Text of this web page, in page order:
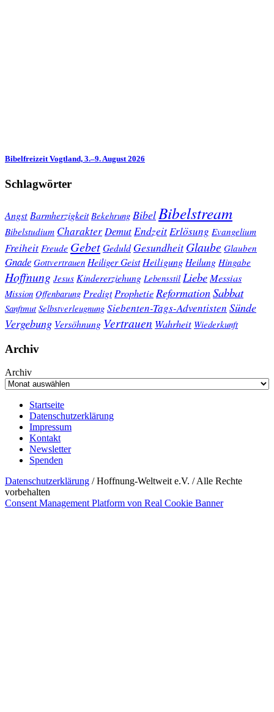
Bibelfreizeit Vogtland, 3.–9. August 2026
Schlagwörter
Angst Barmherzigkeit Bekehrung BibelBibelstream
Bibelstudium Charakter DemutEndzeitErlösung Evangelium
Freiheit Freude GebetGeduld Gesundheit Glaube Glauben
Gnade Gottvertrauen Heiliger Geist Heiligung Heilung Hingabe
Hoffnung Jesus Kindererziehung Lebensstil Liebe Messias
Mission Offenbarung Predigt ProphetieReformationSabbat
Sanftmut Selbstverleugnung Siebenten-Tags-Adventisten Sünde
Vergebung Versöhnung Vertrauen Wahrheit Wiederkunft
Archiv
Archiv
Startseite
Datenschutzerklärung
Impressum
Kontakt
Newsletter
Spenden
Datenschutzerklärung / Hoffnung-Weltweit e.V. / Alle Rechte
vorbehalten
Consent Management Platform von Real Cookie Banner